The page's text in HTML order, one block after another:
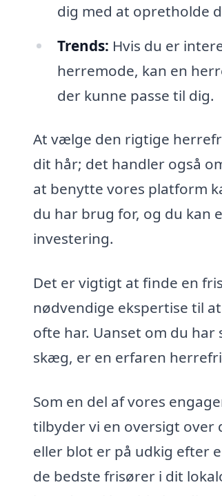
dig med at opretholde
Trends: Hvis du er
herremode, kan en
der kunne passe til dig.
At vælge den rigtige
dit hår; det handler også
at benytte vores platform
du har brug for, og du kan
investering.
Det er vigtigt at finde en
nødvendige ekspertise til
ofte har. Uanset om du
skæg, er en erfaren
Som en del af vores
tilbyder vi en oversigt
eller blot er på udkig efter
de bedste frisører i dit